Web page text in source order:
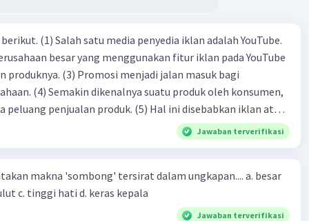
iklan adalah YouTube.
besar yang menggunakan fitur iklan pada YouTube
menjadi jalan masuk bagi
oleh konsumen,
produk. (5) Hal ini disebabkan iklan atau
cara untuk mengenalkan produk perusahaan kepada
(2)
Jawaban terverifikasi
makna 'sombong' tersirat dalam ungkapan.... a. besar
kepala b. besar mulut c. tinggi hati d. keras kepala
Jawaban terverifikasi